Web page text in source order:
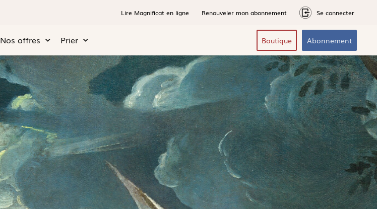
Lire Magnificat en ligne Renouveler mon abonnement Se connecter
Nos offres Prier Boutique Abonnement